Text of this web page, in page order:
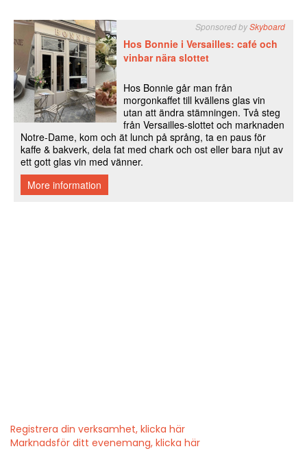
Registrera din verksamhet, klicka här
Marknadsför ditt evenemang, klicka här